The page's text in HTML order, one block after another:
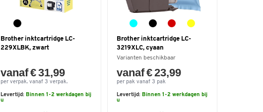
Brother inktcartridge LC-
229XLBK, zwart
vanaf € 31,99
per verpak. vanaf 3 verpak.
Levertijd: Binnen 1-2 werkdagen bij
u
Brother inktcartridge LC-
3219XLC, cyaan
Varianten beschikbaar
vanaf € 23,99
per pak vanaf 3 pak
Levertijd: Binnen 1-2 werkdagen bij
u